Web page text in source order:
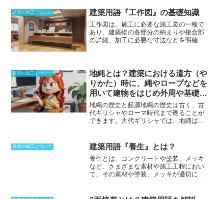
地縄張りを行う。- 地縄張りとは、敷地に
縄を張って建物の位置を示す作業です。
地縄張りは、工事請負者によって実施さ
れます。3. -施主が立ち会い、確認す
る。- 地縄張りが完了したら、施主が立ち
置、湧き水や不自然な排水の有無なども
確認します。4. -間違いがなければ、基礎
工事へと進む。- 施主が縄の位置を確認
し、間違いがなければ、基礎工事へと進
みます。基礎工事は、建物の基礎を作る
作業です。
建築の施工について 建築用語『工作図』の基礎知識
工作図は、施工に必要な施工図の一種で
あり、建築物の各部分の納まりや接合部
の詳細、加工に必要な寸法などを明確に
いなければなりません。工作図以外の施
工図には、原寸図、割付図などがありま
す。工作図には、木工事、鉄骨工事での
各部分の納まりや寸法、型枠、鉄筋の加
工など様々な種類があります。施工の基
本となる情報が記載されるため、誤記や
記載漏れなどによるトラブル回避のため
に、設計者及び施行者、監理者によって
大で設計した図面です。割付図はタイル
や床目地などを、意匠的に美しく取り付
けるための割付を図面にした物です。
建築の施工について
地縄とは？建築における遣方（や
りかた）時に、縄やロープなどを
用いて建物をはじめ外周や基礎な
どの位置を地面に示すこと。
地縄の歴史と起源地縄の歴史は古く、古
代ギリシャやローマ時代まで遡ることが
できます。古代ギリシャでは、地縄は
古代ローマでは、地縄は「グロム」と呼
ばれ、建物の角や外周の位置を示すため
に使用されました。地縄は、中世ヨーロ
ッパでも使用され続けました。中世ヨー
ロッパでは、地縄は「ストリングライ
建築の施工について 建築用語『養生』とは？
養生とは、コンクリートや塗装、メッキ
など、さまざまな素材や施工工程におい
て、その素材や塗装、メッキが適切に硬